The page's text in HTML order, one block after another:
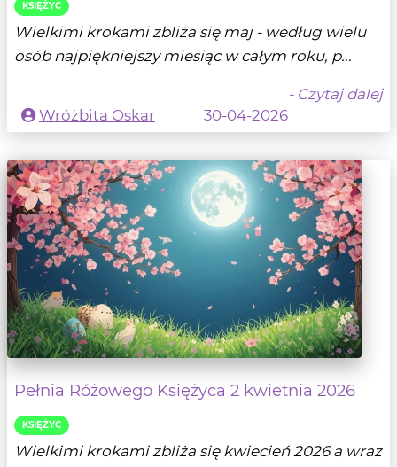
KSIĘŻYC
Wielkimi krokami zbliża się maj - według wielu
osób najpiękniejszy miesiąc w całym roku, p...
- Czytaj dalej
Wróżbita Oskar
30-04-2026
Pełnia Różowego Księżyca 2 kwietnia 2026
KSIĘŻYC
Wielkimi krokami zbliża się kwiecień 2026 a wraz